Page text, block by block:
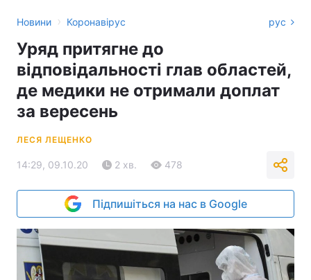
Новини › Коронавірус рус
Уряд притягне до
відповідальності глав областей,
де медики не отримали доплат
за вересень
ЛЕСЯ ЛЕЩЕНКО
14:29, 09.10.20 2 хв. 478
Підпишіться на нас в Google